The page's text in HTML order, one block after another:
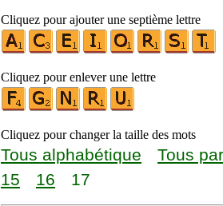
Cliquez pour ajouter une septième lettre
Cliquez pour enlever une lettre
Cliquez pour changer la taille des mots
Tous alphabétique Tous
15
16 17